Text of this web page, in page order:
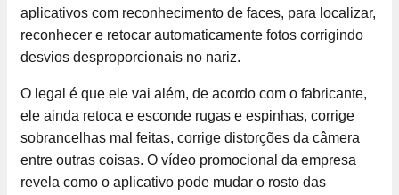
aplicativos com reconhecimento de faces, para localizar,
reconhecer e retocar automaticamente fotos corrigindo
desvios desproporcionais no nariz.
O legal é que ele vai além, de acordo com o fabricante,
ele ainda retoca e esconde rugas e espinhas, corrige
sobrancelhas mal feitas, corrige distorções da câmera
entre outras coisas. O vídeo promocional da empresa
revela como o aplicativo pode mudar o rosto das